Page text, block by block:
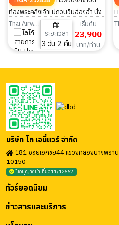
ท้องพระคลังเจ้าแม่กวนอิมฮ่องฮำ นั่ง
กระเช้านองปิง 3 วัน 2 คืน
Thai Airways
ระยะเวลา
3 วัน 2 คืน
เริ่มต้น
23,900
บาท/ท่าน
ก
บริษัท โก เอนี่แวร์ จำกัด
181 ซอยเอกชัย44 แขวงคลองบางพรา
10150
ใบอนุญาตนำเที่ยว 11/12562
ข่าวสารและบริการ
ทัวร์ยอดนิยม